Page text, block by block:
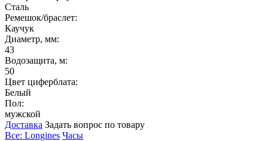
Сталь
Ремешок/браслет:
Каучук
Диаметр, мм:
43
Водозащита, м:
50
Цвет циферблата:
Белый
Пол:
мужской
Доставка Задать вопрос по товару
Все: Longines Часы